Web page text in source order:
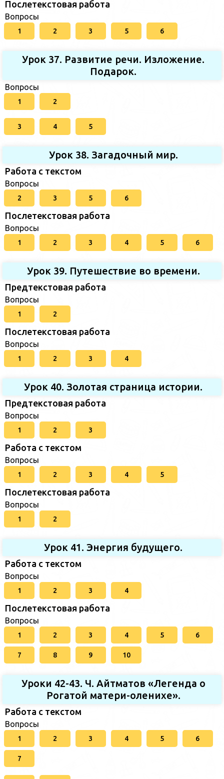
Послетекстовая работа
Вопросы
1 2 3 5 6
Урок 37. Развитие речи. Изложение.
Подарок.
Вопросы
1 2
3 4 5
Урок 38. Загадочный мир.
Работа с текстом
Вопросы
2 3 5 6
Послетекстовая работа
Вопросы
1 2 3 4 5 6
Урок 39. Путешествие во времени.
Предтекстовая работа
Вопросы
1 2
Послетекстовая работа
Вопросы
1 2 3 4
Урок 40. Золотая страница истории.
Предтекстовая работа
Вопросы
1 2 3
Работа с текстом
Вопросы
1 2 3 4 5
Послетекстовая работа
Вопросы
1 2
Урок 41. Энергия будущего.
Работа с текстом
Вопросы
1 2 3 4
Послетекстовая работа
Вопросы
1 2 3 4 5 6
7 8 9 10
Уроки 42-43. Ч. Айтматов «Легенда о
Рогатой матери-оленихе».
Работа с текстом
Вопросы
1 2 3 4 5 6
7